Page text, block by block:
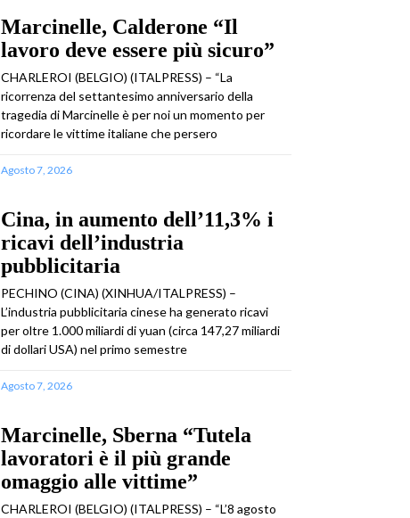
Marcinelle, Calderone “Il
lavoro deve essere più sicuro”
CHARLEROI (BELGIO) (ITALPRESS) – “La
ricorrenza del settantesimo anniversario della
tragedia di Marcinelle è per noi un momento per
ricordare le vittime italiane che persero
Agosto 7, 2026
Cina, in aumento dell’11,3% i
ricavi dell’industria
pubblicitaria
PECHINO (CINA) (XINHUA/ITALPRESS) –
L’industria pubblicitaria cinese ha generato ricavi
per oltre 1.000 miliardi di yuan (circa 147,27 miliardi
di dollari USA) nel primo semestre
Agosto 7, 2026
Marcinelle, Sberna “Tutela
lavoratori è il più grande
omaggio alle vittime”
CHARLEROI (BELGIO) (ITALPRESS) – “L’8 agosto